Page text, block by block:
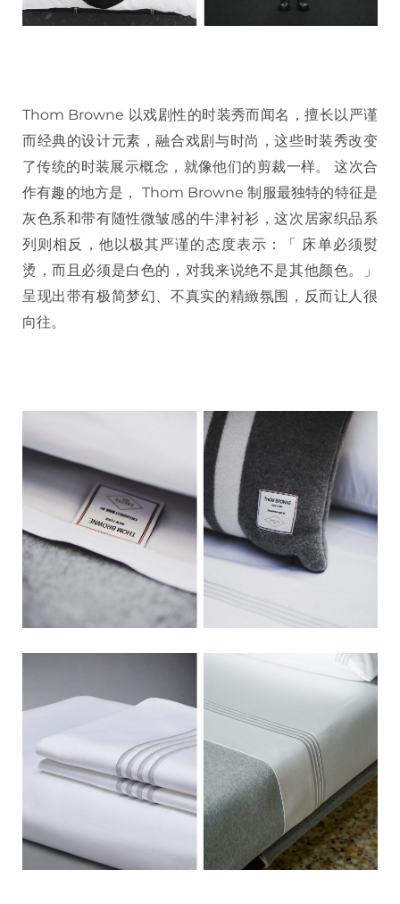
Thom Browne 以戏剧性的时装秀而闻名，擅长以严谨
而经典的设计元素，融合戏剧与时尚，这些时装秀改变
了传统的时装展示概念，就像他们的剪裁一样。 这次合
作有趣的地方是， Thom Browne 制服最独特的特征是
灰色系和带有随性微皱感的牛津衬衫，这次居家织品系
列则相反，他以极其严谨的态度表示：「 床单必须熨
烫，而且必须是白色的，对我来说绝不是其他颜色。」
呈现出带有极简梦幻、不真实的精緻氛围，反而让人很
向往。